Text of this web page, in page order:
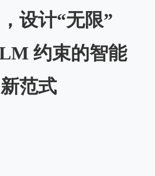
设计“无限”
约束的智能
范式